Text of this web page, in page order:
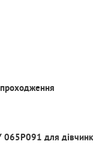
проходження
065P091 для